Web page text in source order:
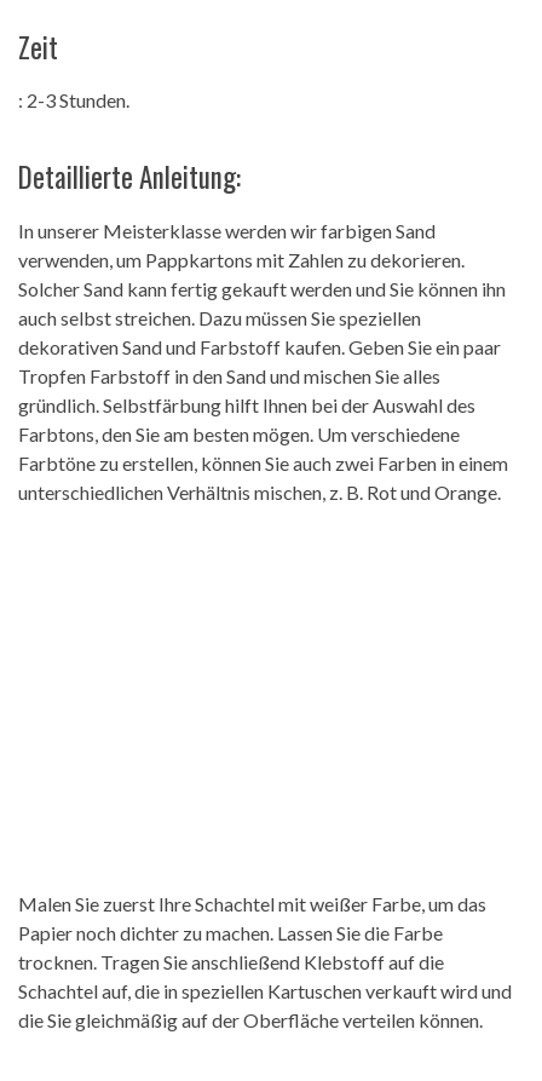
Zeit
: 2-3 Stunden.
Detaillierte Anleitung:
In unserer Meisterklasse werden wir farbigen Sand
verwenden, um Pappkartons mit Zahlen zu dekorieren.
Solcher Sand kann fertig gekauft werden und Sie können ihn
auch selbst streichen. Dazu müssen Sie speziellen
dekorativen Sand und Farbstoff kaufen. Geben Sie ein paar
Tropfen Farbstoff in den Sand und mischen Sie alles
gründlich. Selbstfärbung hilft Ihnen bei der Auswahl des
Farbtons, den Sie am besten mögen. Um verschiedene
Farbtöne zu erstellen, können Sie auch zwei Farben in einem
unterschiedlichen Verhältnis mischen, z. B. Rot und Orange.
Malen Sie zuerst Ihre Schachtel mit weißer Farbe, um das
Papier noch dichter zu machen. Lassen Sie die Farbe
trocknen. Tragen Sie anschließend Klebstoff auf die
Schachtel auf, die in speziellen Kartuschen verkauft wird und
die Sie gleichmäßig auf der Oberfläche verteilen können.